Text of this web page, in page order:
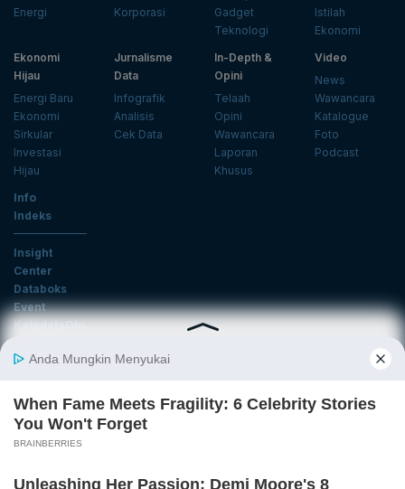
Energi
Korporasi
Gadget
Teknologi
Istilah
Ekonomi
Ekonomi
Hijau
Energi Baru
Ekonomi
Sirkular
Investasi
Hijau
Jurnalisme
Data
Infografik
Analisis
Cek Data
In-Depth &
Opini
Telaah
Opini
Wawancara
Laporan
Khusus
Video
News
Wawancara
Katalogue
Foto
Podcast
Info
Indeks
Insight
Center
Databoks
Event
KatadataOto
Email
Daftar